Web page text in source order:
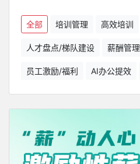
全部 培训管理 高效培训
人才盘点/梯队建设 薪酬管理
员工激励/福利 AI办公提效